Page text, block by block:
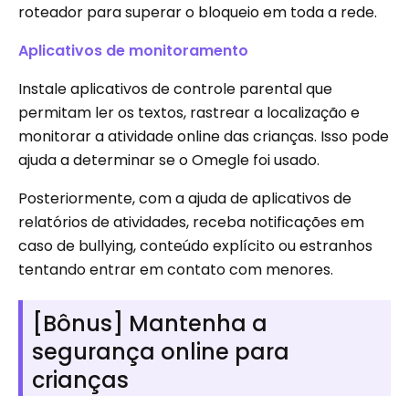
roteador para superar o bloqueio em toda a rede.
Aplicativos de monitoramento
Instale aplicativos de controle parental que
permitam ler os textos, rastrear a localização e
monitorar a atividade online das crianças. Isso pode
ajuda a determinar se o Omegle foi usado.
Posteriormente, com a ajuda de aplicativos de
relatórios de atividades, receba notificações em
caso de bullying, conteúdo explícito ou estranhos
tentando entrar em contato com menores.
[Bônus] Mantenha a
segurança online para
crianças